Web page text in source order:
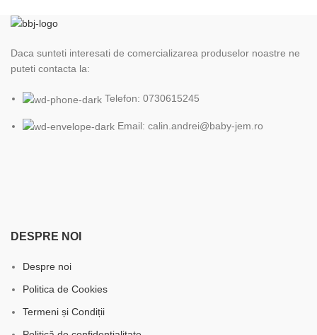
Daca sunteti interesati de comercializarea produselor noastre ne
puteti contacta la:
Telefon: 0730615245
Email: calin.andrei@baby-jem.ro
DESPRE NOI
Despre noi
Politica de Cookies
Termeni și Condiții